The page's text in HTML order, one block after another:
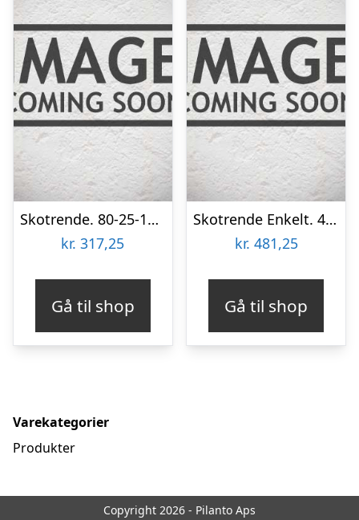
Skotrende. 80-25-135-135-25-80×2000 mm. – Koksgrå – 40 års garanti (0,50)
kr. 317,25
Gå til shop
Skotrende Enkelt. 400-400×2000 mm. – Grøn – 20 års garanti (0,50)
kr. 481,25
Gå til shop
Varekategorier
Produkter
Copyright 2026 - Pilanto Aps